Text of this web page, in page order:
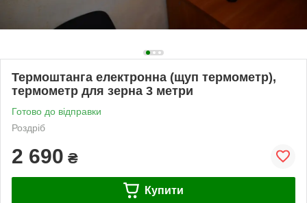
Термоштанга електронна (щуп термометр),
термометр для зерна 3 метри
Готово до відправки
Роздріб
2 690 ₴
Купити